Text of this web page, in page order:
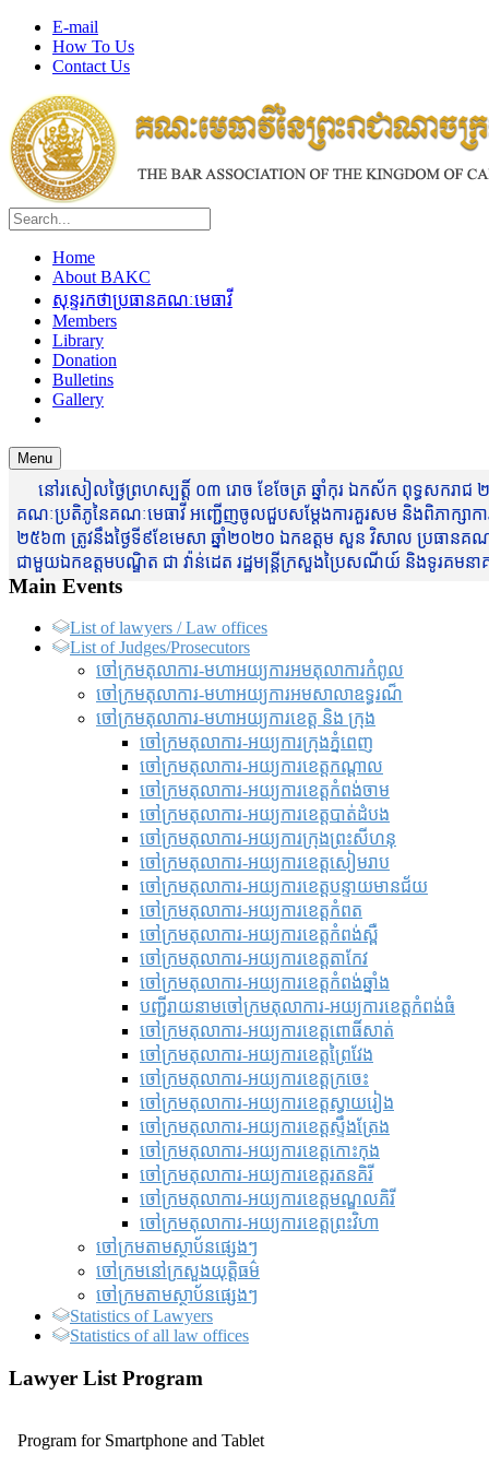
E-mail
How To Us
Contact Us
Home
About BAKC
សុន្ទរកថាប្រធានគណៈមេធាវី
Members
Library
Donation
Bulletins
Gallery
Menu
នៅរសៀលថ្ងៃព្រហស្បត្តិ៍ ០៣ រោច ខែចែត្រ ឆ្នាំកុរ ឯកស័ក ពុទ្ធសករាជ
គណៈប្រតិភូនៃគណៈមេធាវី អញ្ជើញចូលជួបសម្តែងការគួរសម និងពិភាក្សាកា
២៥៦៣ ត្រូវនឹងថ្ងៃទី៩ខែមេសា ឆ្នាំ២០២០ ឯកឧត្តម សួន វិសាល ប្រធានគណ
ជាមួយឯកឧត្តមបណ្ឌិត ជា វ៉ាន់ដេត រដ្ឋមន្រ្តីក្រសួងប្រៃសណីយ៍ និងទូរគ
Main Events
List of lawyers / Law offices
List of Judges/Prosecutors
ចៅក្រមតុលាការ-មហាអយ្យការអមតុលាការកំពូល
ចៅក្រមតុលាការ-មហាអយ្យការអមសាលាឧទ្ធរណ៏
ចៅក្រមតុលាការ-មហាអយ្យការខេត្ត និង ក្រុង
ចៅក្រមតុលាការ-អយ្យការក្រុងភ្នំពេញ
ចៅក្រមតុលាការ-អយ្យការខេត្តកណ្តាល
ចៅក្រមតុលាការ-អយ្យការខេត្តកំពង់ចាម
ចៅក្រមតុលាការ-អយ្យការខេត្តបាត់ដំបង
ចៅក្រមតុលាការ-អយ្យការ​ក្រុងព្រះសីហនុ
ចៅក្រមតុលាការ-អយ្យការខេត្តសៀមរាប
ចៅក្រមតុលាការ-អយ្យការខេត្តបន្ទាយមានជ័យ
ចៅក្រមតុលាការ-អយ្យការខេត្តកំពត
ចៅក្រមតុលាការ-អយ្យការខេត្តកំពង់ស្ពឺ
ចៅក្រមតុលាការ-អយ្យការខេត្តតាកែវ
ចៅក្រមតុលាការ-អយ្យការខេត្តកំពង់ឆ្នាំង
បញ្ជីរាយនាមចៅក្រមតុលាការ-អយ្យការខេត្តកំពង់ធំ
ចៅក្រមតុលាការ-អយ្យការខេត្តពោធិ៍សាត់
ចៅក្រមតុលាការ-អយ្យការខេត្តព្រៃវែង
ចៅក្រមតុលាការ-អយ្យការខេត្តក្រចេះ
ចៅក្រមតុលាការ-អយ្យការខេត្តស្វាយរៀង
ចៅក្រមតុលាការ-អយ្យការខេត្តស្ទឹងត្រែង
ចៅក្រមតុលាការ-អយ្យការខេត្តកោះកុង
ចៅក្រមតុលាការ-អយ្យការខេត្តរតនគិរី
ចៅក្រមតុលាការ-អយ្យការខេត្តមណ្ឌលគិរី
ចៅក្រមតុលាការ-អយ្យការខេត្តព្រះវិហា
ចៅក្រមតាមស្ថាប័នផ្សេងៗ
ចៅក្រមនៅក្រសួងយុត្តិធម៌
ចៅក្រមតាមស្ថាប័នផ្សេងៗ
Statistics of Lawyers
Statistics of all law offices
Lawyer List Program
Program for Smartphone and Tablet